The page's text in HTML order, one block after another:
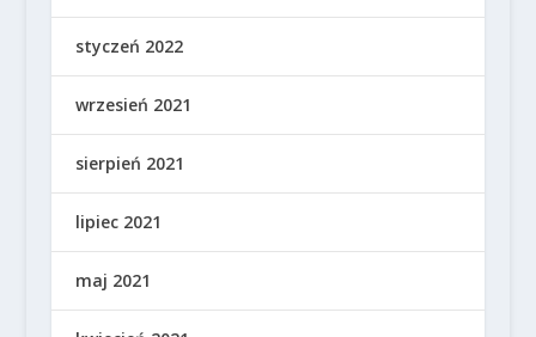
styczeń 2022
wrzesień 2021
sierpień 2021
lipiec 2021
maj 2021